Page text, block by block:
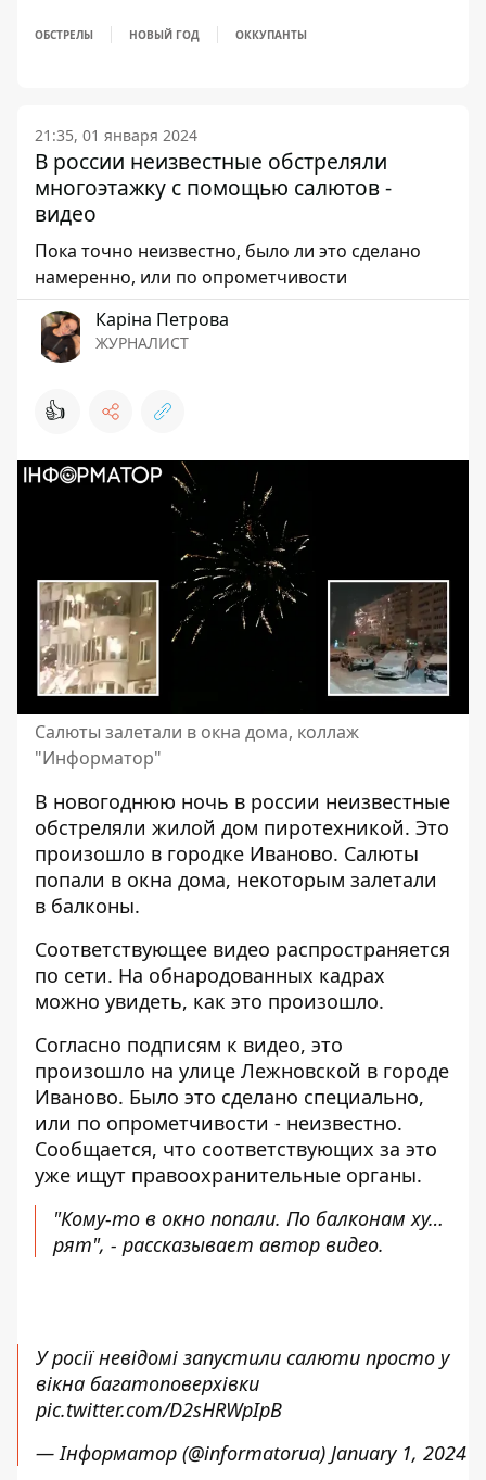
ОБСТРЕЛЫ НОВЫЙ ГОД ОККУПАНТЫ
21:35, 01 января 2024
В россии неизвестные обстреляли
многоэтажку с помощью салютов -
видео
Пока точно неизвестно, было ли это сделано
намеренно, или по опрометчивости
Каріна Петрова
ЖУРНАЛИСТ
👍
Салюты залетали в окна дома, коллаж
"Информатор"
В новогоднюю ночь в россии неизвестные
обстреляли жилой дом пиротехникой. Это
произошло в городке Иваново. Салюты
попали в окна дома, некоторым залетали
в балконы.
Соответствующее видео распространяется
по сети. На обнародованных кадрах
можно увидеть, как это произошло.
Согласно подписям к видео, это
произошло на улице Лежновской в ​​городе
Иваново. Было это сделано специально,
или по опрометчивости - неизвестно.
Сообщается, что соответствующих за это
уже ищут правоохранительные органы.
"Кому-то в окно попали. По балконам ху…
рят", - рассказывает автор видео.
У росії невідомі запустили салюти просто у
вікна багатоповерхівки
pic.twitter.com/D2sHRWpIpB
— Інформатор (@informatorua) January 1, 2024